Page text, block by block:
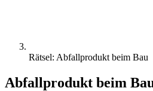
Rätsel: Abfallprodukt beim Bau
Abfallprodukt beim